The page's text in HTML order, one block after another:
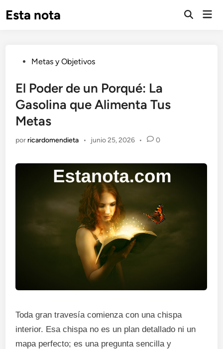
Esta nota
Abrir
Publicado
Metas y Objetivos
El Poder de un Porqué: La
Gasolina que Alimenta Tus
Metas
por ricardomendieta • junio 25, 2026 • 0
Toda gran travesía comienza con una chispa
interior. Esa chispa no es un plan detallado ni un
mapa perfecto; es una pregunta sencilla y